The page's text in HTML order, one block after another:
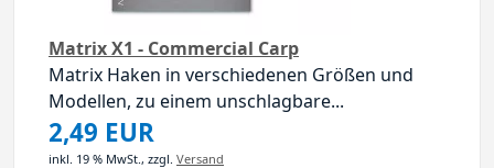
Matrix X1 - Commercial Carp
Matrix Haken in verschiedenen Größen und
Modellen, zu einem unschlagbare...
2,49 EUR
inkl. 19 % MwSt., zzgl. Versand